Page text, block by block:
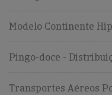
Modelo Continente
Pingo-doce -
Transportes Aéreos